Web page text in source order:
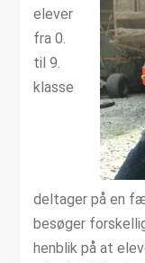
elever
fra 0.
til 9.
klasse
deltager på en
besøger
henblik på at